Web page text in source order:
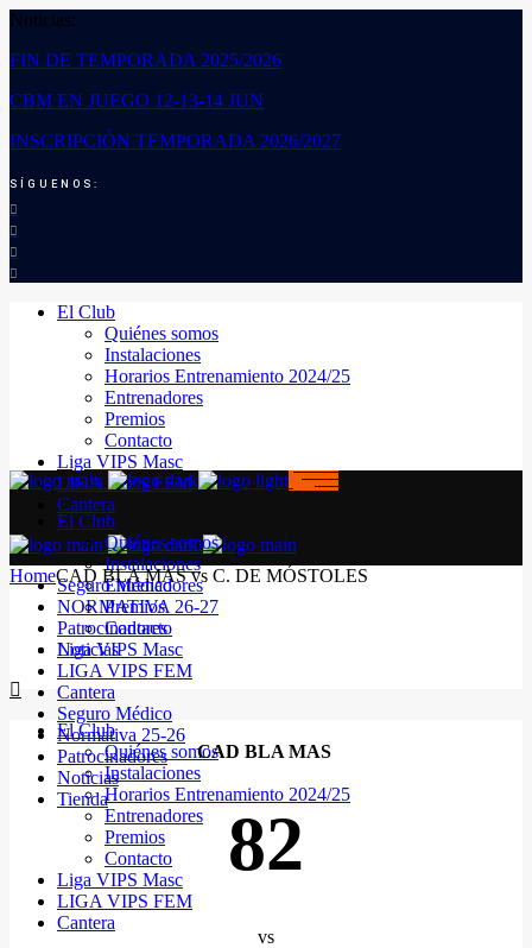
Noticias:
FIN DE TEMPORADA 2025/2026
CBM EN JUEGO 12-13-14 JUN
INSCRIPCIÓN TEMPORADA 2026/2027
SÍGUENOS:
El Club
Quiénes somos
Instalaciones
Horarios Entrenamiento 2024/25
Entrenadores
Premios
Contacto
Liga VIPS Masc
LIGA VIPS FEM
Cantera
Seguro Médico
NORMATIVA 26-27
Patrocinadores
Noticias
El Club
Quiénes somos
Instalaciones
Horarios Entrenamiento 2024/25
Entrenadores
Premios
Contacto
Liga VIPS Masc
LIGA VIPS FEM
Cantera
El Club
Quiénes somos
Instalaciones
Entrenadores
Premios
Contacto
Liga VIPS Masc
LIGA VIPS FEM
Cantera
Seguro Médico
Normativa 25-26
Patrocinadores
Noticias
Tienda
HomeCAD BLA MAS vs C. DE MÓSTOLES
CAD BLA MAS
82
vs